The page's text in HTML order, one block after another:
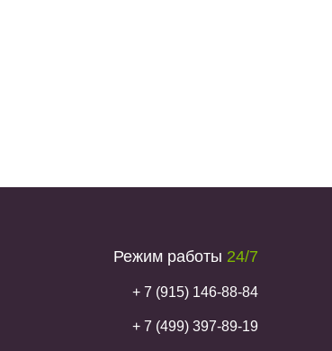
Режим работы 24/7
+ 7 (915) 146-88-84
+ 7 (499) 397-89-19